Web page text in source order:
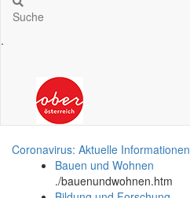
Suche
.
Coronavirus: Aktuelle Informationen
Bauen und Wohnen
./bauenundwohnen.htm